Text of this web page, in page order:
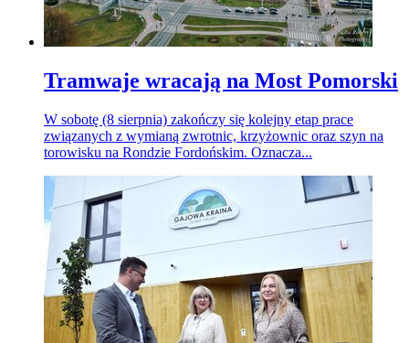
Tramwaje wracają na Most Pomorski
W sobotę (8 sierpnia) zakończy się kolejny etap prace
związanych z wymianą zwrotnic, krzyżownic oraz szyn na
torowisku na Rondzie Fordońskim. Oznacza...